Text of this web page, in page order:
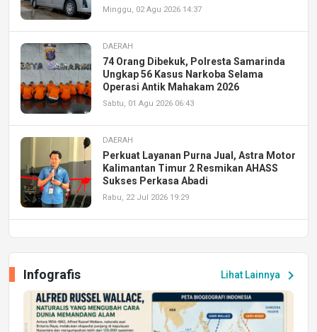
Minggu, 02 Agu 2026 14:37
DAERAH
74 Orang Dibekuk, Polresta Samarinda
Ungkap 56 Kasus Narkoba Selama
Operasi Antik Mahakam 2026
Sabtu, 01 Agu 2026 06:43
DAERAH
Perkuat Layanan Purna Jual, Astra Motor
Kalimantan Timur 2 Resmikan AHASS
Sukses Perkasa Abadi
Rabu, 22 Jul 2026 19:29
Peluang Kerja dan Magang
Jumat, 17 Jul 2026 22:30
DAERAH
Lihat Lainnya chevron_right
Infografis